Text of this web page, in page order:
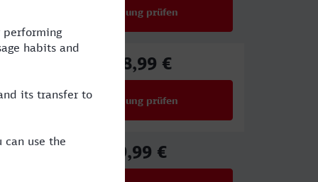
Verbindung prüfen
118,99 €
Verbindung prüfen
49,99 €